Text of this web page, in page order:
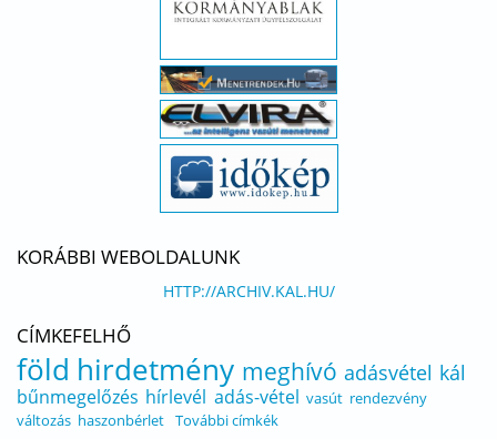
KORÁBBI WEBOLDALUNK
HTTP://ARCHIV.KAL.HU/
CÍMKEFELHŐ
föld hirdetmény meghívó adásvétel kál
bűnmegelőzés hírlevél adás-vétel vasút rendezvény
változás haszonbérlet További címkék